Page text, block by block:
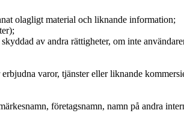
olagligt material och liknande information;
av andra rättigheter, om inte
varor, tjänster eller liknande
företagsnamn, namn på andra